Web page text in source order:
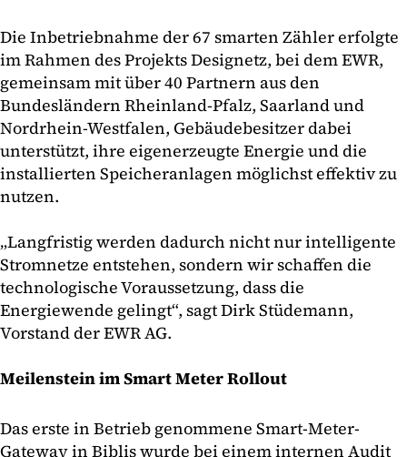
Die Inbetriebnahme der 67 smarten Zähler erfolgte
im Rahmen des Projekts Designetz, bei dem EWR,
gemeinsam mit über 40 Partnern aus den
Bundesländern Rheinland-Pfalz, Saarland und
Nordrhein-Westfalen, Gebäudebesitzer dabei
unterstützt, ihre eigenerzeugte Energie und die
installierten Speicheranlagen möglichst effektiv zu
nutzen.
„Langfristig werden dadurch nicht nur intelligente
Stromnetze entstehen, sondern wir schaffen die
technologische Voraussetzung, dass die
Energiewende gelingt“, sagt Dirk Stüdemann,
Vorstand der EWR AG.
Meilenstein im Smart Meter Rollout
Das erste in Betrieb genommene Smart-Meter-
Gateway in Biblis wurde bei einem internen Audit